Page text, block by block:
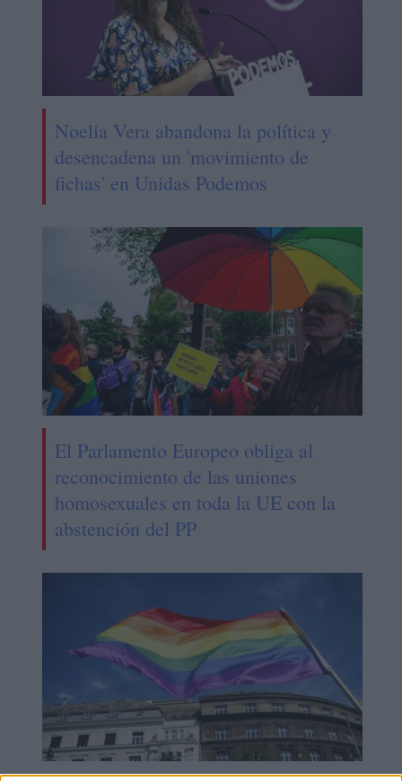
Noelia Vera abandona la política y
desencadena un 'movimiento de
fichas' en Unidas Podemos
El Parlamento Europeo obliga al
reconocimiento de las uniones
homosexuales en toda la UE con la
abstención del PP